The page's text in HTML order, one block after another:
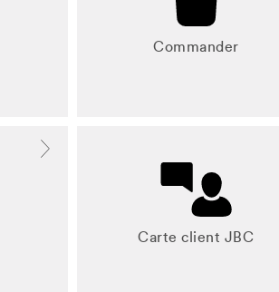
Commander
Carte client JBC